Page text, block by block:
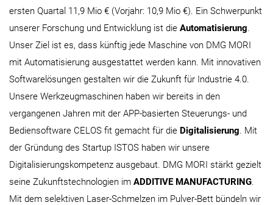
ersten Quartal 11,9 Mio € (Vorjahr: 10,9 Mio €). Ein Schwerpunkt
unserer Forschung und Entwicklung ist die Automatisierung.
Unser Ziel ist es, dass künftig jede Maschine von DMG MORI
mit Automatisierung ausgestattet werden kann. Mit innovativen
Softwarelösungen gestalten wir die Zukunft für Industrie 4.0.
Unsere Werkzeugmaschinen haben wir bereits in den
vergangenen Jahren mit der APP-basierten Steuerungs- und
Bediensoftware CELOS fit gemacht für die Digitalisierung. Mit
der Gründung des Startup ISTOS haben wir unsere
Digitalisierungskompetenz ausgebaut. DMG MORI stärkt gezielt
seine Zukunftstechnologien im ADDITIVE MANUFACTURING.
Mit dem selektiven Laser-Schmelzen im Pulver-Bett bündeln wir